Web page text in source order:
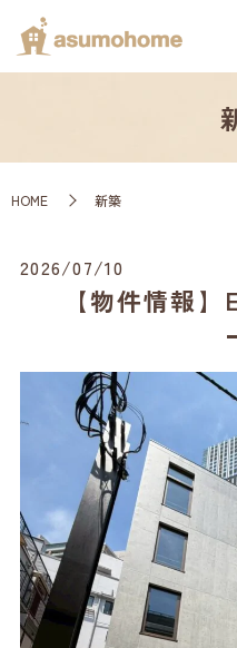
HOME 新築
2026/07/10
【物件情報